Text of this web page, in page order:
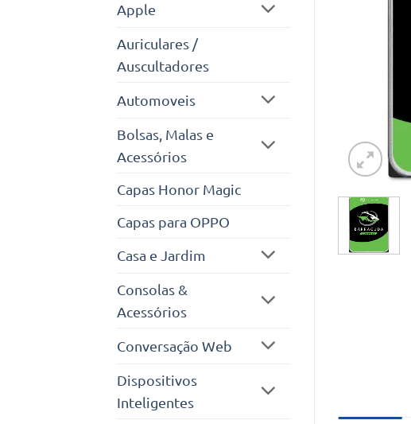
Apple
Auriculares /
Auscultadores
Automoveis
Bolsas, Malas e
Acessórios
Capas Honor Magic
Capas para OPPO
Casa e Jardim
Consolas &
Acessórios
Conversação Web
Dispositivos
Inteligentes